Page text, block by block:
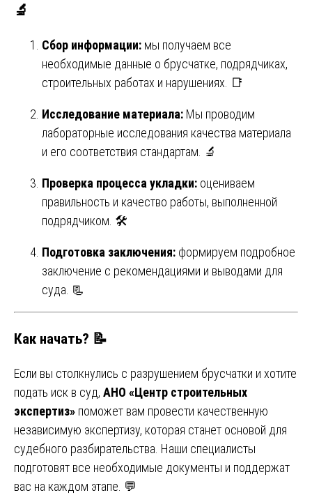
🔬
Сбор информации: мы получаем все
необходимые данные о брусчатке, подрядчиках,
строительных работах и нарушениях. 📑
Исследование материала: Мы проводим
лабораторные исследования качества материала
и его соответствия стандартам. 🔬
Проверка процесса укладки: оцениваем
правильность и качество работы, выполненной
подрядчиком. 🛠
Подготовка заключения: формируем подробное
заключение с рекомендациями и выводами для
суда. 📃
Как начать? 📝
Если вы столкнулись с разрушением брусчатки и хотите
подать иск в суд, АНО «Центр строительных
экспертиз» поможет вам провести качественную
независимую экспертизу, которая станет основой для
судебного разбирательства. Наши специалисты
подготовят все необходимые документы и поддержат
вас на каждом этапе. 💬